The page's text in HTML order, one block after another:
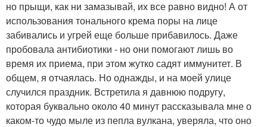
но прыщи, как ни замазывай, их все равно видно! А от
использования тонального крема поры на лице
забивались и угрей еще больше прибавилось. Даже
пробовала антибиотики - но они помогают лишь во
время их приема, при этом жутко садят иммунитет. В
общем, я отчаялась. Но однажды, и на моей улице
случился праздник. Встретила я давнюю подругу,
которая буквально около 40 минут рассказывала мне о
каком-то чудо мыле из пепла вулкана, уверяла, что оно